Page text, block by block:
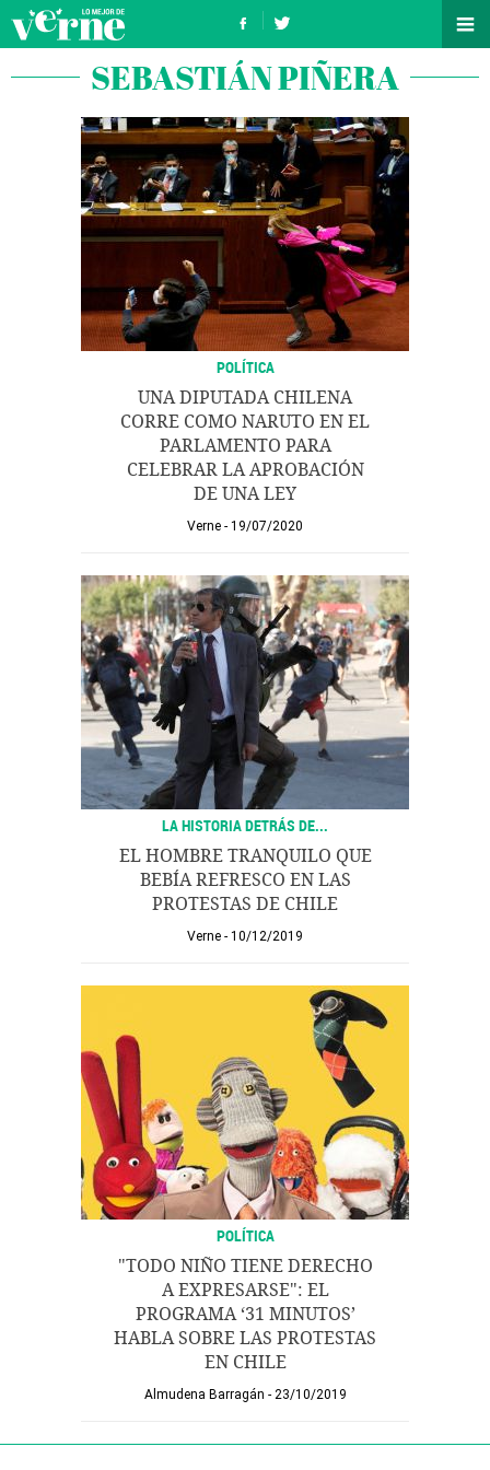
SEBASTIÁN PIÑERA
POLÍTICA
UNA DIPUTADA CHILENA
CORRE COMO NARUTO EN EL
PARLAMENTO PARA
CELEBRAR LA APROBACIÓN
DE UNA LEY
Verne 19/07/2020
LA HISTORIA DETRÁS DE...
EL HOMBRE TRANQUILO QUE
BEBÍA REFRESCO EN LAS
PROTESTAS DE CHILE
Verne 10/12/2019
POLÍTICA
"TODO NIÑO TIENE DERECHO
A EXPRESARSE": EL
PROGRAMA ‘31 MINUTOS’
HABLA SOBRE LAS PROTESTAS
EN CHILE
Almudena Barragán 23/10/2019